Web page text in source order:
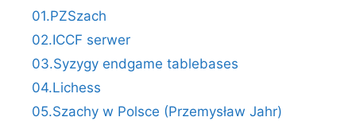
01.PZSzach
02.ICCF serwer
03.Syzygy endgame tablebases
04.Lichess
05.Szachy w Polsce (Przemysław Jahr)